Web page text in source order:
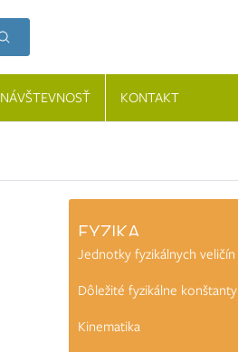
NÁVŠTEVNOSŤ KONTAKT
FYZIKA
Jednotky fyzikálnych veličín
Dôležité fyzikálne konštanty
Kinematika